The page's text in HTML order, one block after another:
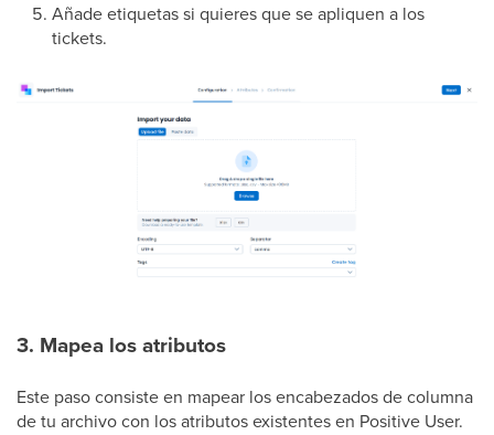
Añade etiquetas si quieres que se apliquen a los
tickets.
3. Mapea los atributos
Este paso consiste en mapear los encabezados de columna
de tu archivo con los atributos existentes en Positive User.